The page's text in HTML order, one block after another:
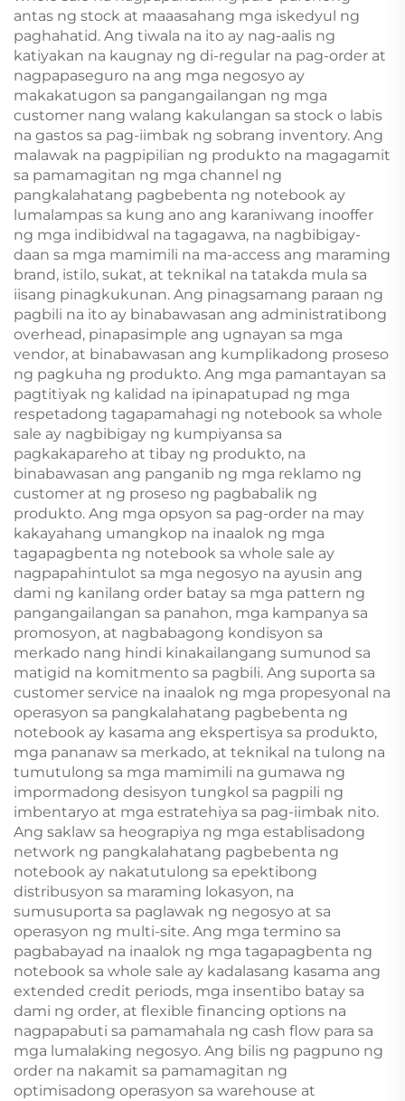
antas ng stock at maaasahang mga iskedyul ng
paghahatid. Ang tiwala na ito ay nag-aalis ng
katiyakan na kaugnay ng di-regular na pag-order at
nagpapaseguro na ang mga negosyo ay
makakatugon sa pangangailangan ng mga
customer nang walang kakulangan sa stock o labis
na gastos sa pag-iimbak ng sobrang inventory. Ang
malawak na pagpipilian ng produkto na magagamit
sa pamamagitan ng mga channel ng
pangkalahatang pagbebenta ng notebook ay
lumalampas sa kung ano ang karaniwang inooffer
ng mga indibidwal na tagagawa, na nagbibigay-
daan sa mga mamimili na ma-access ang maraming
brand, istilo, sukat, at teknikal na tatakda mula sa
iisang pinagkukunan. Ang pinagsamang paraan ng
pagbili na ito ay binabawasan ang administratibong
overhead, pinapasimple ang ugnayan sa mga
vendor, at binabawasan ang kumplikadong proseso
ng pagkuha ng produkto. Ang mga pamantayan sa
pagtitiyak ng kalidad na ipinapatupad ng mga
respetadong tagapamahagi ng notebook sa whole
sale ay nagbibigay ng kumpiyansa sa
pagkakapareho at tibay ng produkto, na
binabawasan ang panganib ng mga reklamo ng
customer at ng proseso ng pagbabalik ng
produkto. Ang mga opsyon sa pag-order na may
kakayahang umangkop na inaalok ng mga
tagapagbenta ng notebook sa whole sale ay
nagpapahintulot sa mga negosyo na ayusin ang
dami ng kanilang order batay sa mga pattern ng
pangangailangan sa panahon, mga kampanya sa
promosyon, at nagbabagong kondisyon sa
merkado nang hindi kinakailangang sumunod sa
matigid na komitmento sa pagbili. Ang suporta sa
customer service na inaalok ng mga propesyonal na
operasyon sa pangkalahatang pagbebenta ng
notebook ay kasama ang ekspertisya sa produkto,
mga pananaw sa merkado, at teknikal na tulong na
tumutulong sa mga mamimili na gumawa ng
impormadong desisyon tungkol sa pagpili ng
imbentaryo at mga estratehiya sa pag-iimbak nito.
Ang saklaw sa heograpiya ng mga establisadong
network ng pangkalahatang pagbebenta ng
notebook ay nakatutulong sa epektibong
distribusyon sa maraming lokasyon, na
sumusuporta sa paglawak ng negosyo at sa
operasyon ng multi-site. Ang mga termino sa
pagbabayad na inaalok ng mga tagapagbenta ng
notebook sa whole sale ay kadalasang kasama ang
extended credit periods, mga insentibo batay sa
dami ng order, at flexible financing options na
nagpapabuti sa pamamahala ng cash flow para sa
mga lumalaking negosyo. Ang bilis ng pagpuno ng
order na nakamit sa pamamagitan ng
optimisadong operasyon sa warehouse at